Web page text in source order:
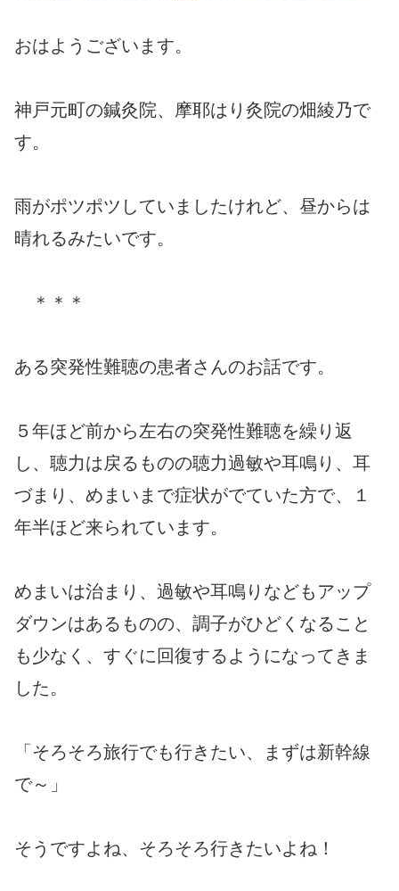
おはようございます。
神戸元町の鍼灸院、摩耶はり灸院の畑綾乃で
す。
雨がポツポツしていましたけれど、昼からは
晴れるみたいです。
＊＊＊
ある突発性難聴の患者さんのお話です。
５年ほど前から左右の突発性難聴を繰り返
し、聴力は戻るものの聴力過敏や耳鳴り、耳
づまり、めまいまで症状がでていた方で、１
年半ほど来られています。
めまいは治まり、過敏や耳鳴りなどもアップ
ダウンはあるものの、調子がひどくなること
も少なく、すぐに回復するようになってきま
した。
「そろそろ旅行でも行きたい、まずは新幹線
で～」
そうですよね、そろそろ行きたいよね！